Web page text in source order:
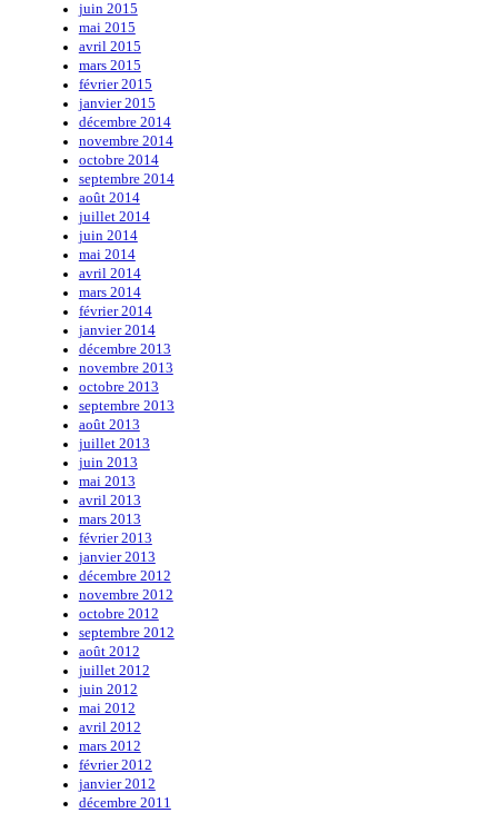
juin 2015
mai 2015
avril 2015
mars 2015
février 2015
janvier 2015
décembre 2014
novembre 2014
octobre 2014
septembre 2014
août 2014
juillet 2014
juin 2014
mai 2014
avril 2014
mars 2014
février 2014
janvier 2014
décembre 2013
novembre 2013
octobre 2013
septembre 2013
août 2013
juillet 2013
juin 2013
mai 2013
avril 2013
mars 2013
février 2013
janvier 2013
décembre 2012
novembre 2012
octobre 2012
septembre 2012
août 2012
juillet 2012
juin 2012
mai 2012
avril 2012
mars 2012
février 2012
janvier 2012
décembre 2011